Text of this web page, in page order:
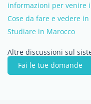
informazioni per venire
Cose da fare e vedere
Studiare in Marocco
Altre discussioni sul
Fai le tue domande